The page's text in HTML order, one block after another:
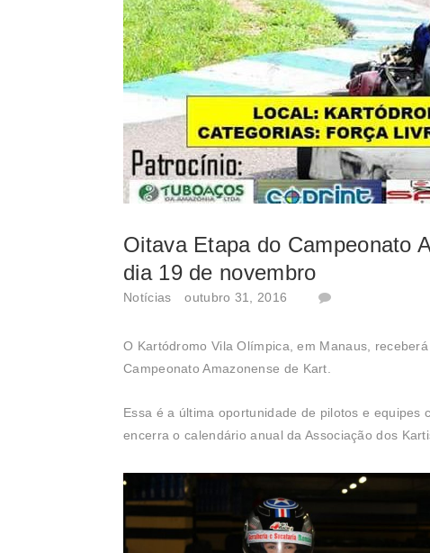
Oitava Etapa do Campeonato
dia 19 de novembro
Notícias outubro 31, 2016
O Kartódromo Vila Olímpica, em Manaus,
Campeonato Amazonense de Kart.
Essa é a última oportunidade de pilotos e
encerra o calendário anual da Associação dos